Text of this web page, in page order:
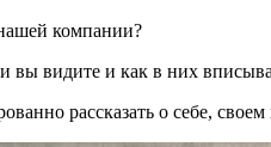
компании?
вы видите и как в них
рассказать о себе,